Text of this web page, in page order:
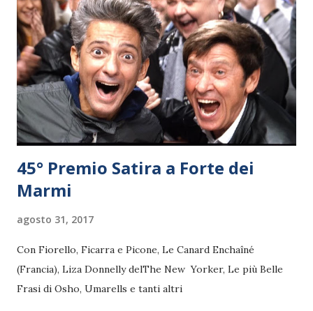
45° Premio Satira a Forte dei
Marmi
agosto 31, 2017
Con Fiorello, Ficarra e Picone, Le Canard Enchaîné
(Francia), Liza Donnelly delThe New Yorker, Le più Belle
Frasi di Osho, Umarells e tanti altri